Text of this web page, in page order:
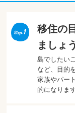
移住の
ましょう
島でしたい
など、目的
家族やパー
的になります